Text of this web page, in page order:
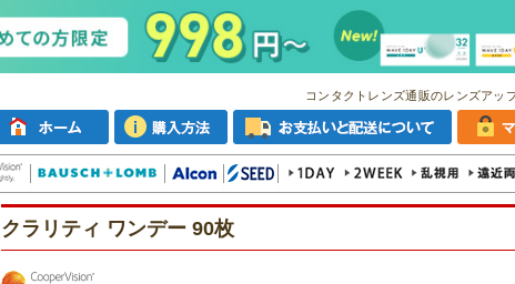
コンタクトレンズ通販のレンズアッ
クラリティ ワンデー 90枚